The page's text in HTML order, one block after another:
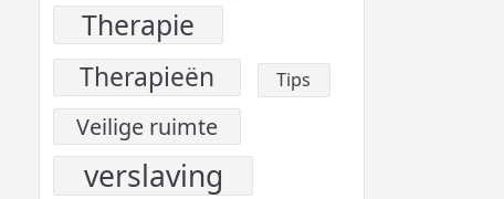
Therapie
Therapieën Tips
Veilige ruimte
verslaving